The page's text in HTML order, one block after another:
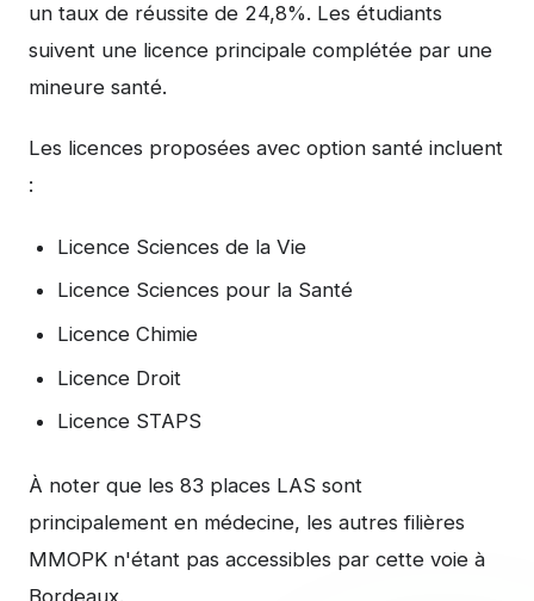
un taux de réussite de 24,8%. Les étudiants
suivent une licence principale complétée par une
mineure santé.
Les licences proposées avec option santé incluent
:
Licence Sciences de la Vie
Licence Sciences pour la Santé
Licence Chimie
Licence Droit
Licence STAPS
À noter que les 83 places LAS sont
principalement en médecine, les autres filières
MMOPK n'étant pas accessibles par cette voie à